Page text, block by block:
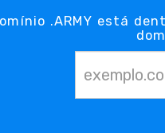
.ARMY está